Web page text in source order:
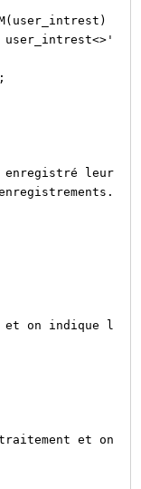
user_intrest<>'
enregistré leur
on indique l
et on